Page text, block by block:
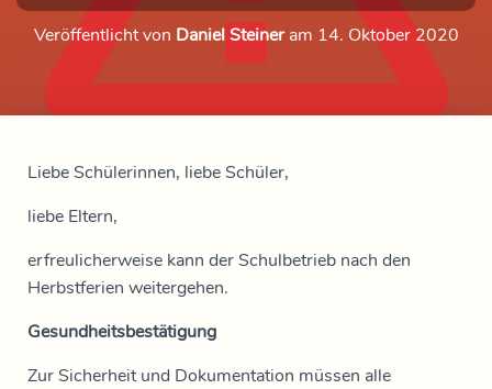
Veröffentlicht von Daniel Steineram 14. Oktober 2020
Liebe Schülerinnen, liebe Schüler,
liebe Eltern,
erfreulicherweise kann der Schulbetrieb nach den
Herbstferien weitergehen.
Gesundheitsbestätigung
Zur Sicherheit und Dokumentation müssen alle